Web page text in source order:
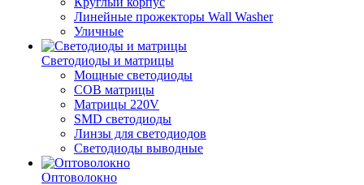
Линейные прожекторы Wall Washer
Уличные
Светодиоды и матрицы
Мощные светодиоды
COB матрицы
Матрицы 220V
SMD светодиоды
Линзы для светодиодов
Светодиоды выводные
Оптоволокно